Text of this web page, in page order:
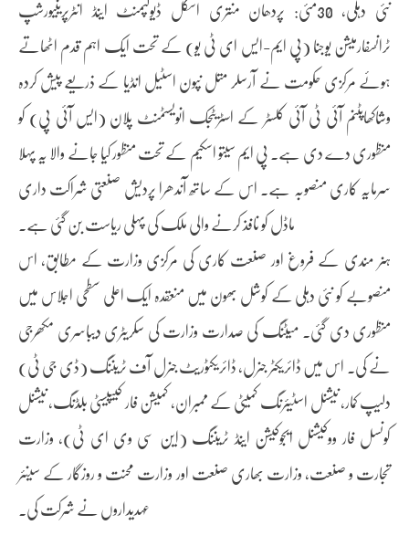
نئی دہلی، 30مئی: پردھان منتری اسکل ڈیولپمنٹ اینڈ انٹرپرینیورشپ
ٹرانسفارمیشن یوجنا (پی ایم-ایس ای ٹی یو) کے تحت ایک اہم قدم اٹھاتے
ہوئے مرکزی حکومت نے آرسلر متل نپون اسٹیل انڈیا کے ذریعے پیش کردہ
وشاکھاپٹنم آئی ٹی آئی کلسٹر کے اسٹریٹجک انویسٹمنٹ پلان (ایس آئی پی) کو
منظوری دے دی ہے۔ پی ایم سیتو اسکیم کے تحت منظور کیا جانے والا یہ پہلا
سرمایہ کاری منصوبہ ہے۔ اس کے ساتھ آندھرا پردیش صنعتی شراکت داری
ماڈل کو نافذ کرنے والی ملک کی پہلی ریاست بن گئی ہے۔
ہنر مندی کے فروغ اور صنعت کاری کی مرکزی وزارت کے مطابق، اس
منصوبے کو نئی دہلی کے کوشل بھون میں منعقدہ ایک اعلی سطحی اجلاس میں
منظوری دی گئی۔ میٹنگ کی صدارت وزارت کی سکریٹری دیباسری مکھرجی
نے کی۔ اس میں ڈائریکٹر جنرل، ڈائریکٹوریٹ جنرل آف ٹریننگ (ڈی جی ٹی)
دلیپ کمار، نیشنل اسٹیئرنگ کمیٹی کے ممبران، کمیشن فار کیپیسٹی بلڈنگ، نیشنل
کونسل فار ووکیشنل ایجوکیشن اینڈ ٹریننگ (این سی وی ای ٹی)، وزارت
تجارت و صنعت، وزارت بھاری صنعت اور وزارت محنت و روزگار کے سینئر
عہدیداروں نے شرکت کی۔